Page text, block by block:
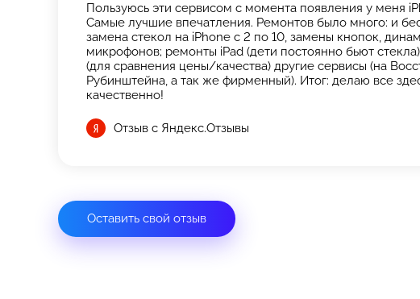
Пользуюсь эти сервисом с момента появления у меня
Самые лучшие впечатления. Ремонтов было много: и
замена стекол на iPhone с 2 по 10, замены кнопок,
микрофонов; ремонты iPad (дети постоянно бьют
(для сравнения цены/качества) другие сервисы (на
Рубинштейна, а так же фирменный). Итог: делаю все
качественно!
Отзыв с Яндекс.Отзывы
Оставить свой отзыв